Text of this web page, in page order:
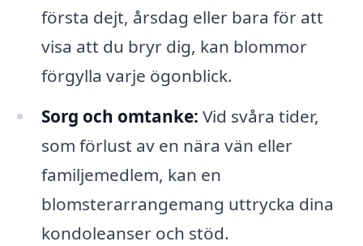
första dejt, årsdag eller bara för att
visa att du bryr dig, kan blommor
förgylla varje ögonblick.
Sorg och omtanke: Vid svåra tider,
som förlust av en nära vän eller
familjemedlem, kan en
blomsterarrangemang uttrycka dina
kondoleanser och stöd.